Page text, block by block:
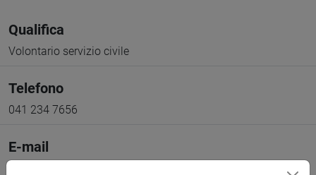
Qualifica
Volontario servizio civile
Telefono
041 234 7656
E-mail